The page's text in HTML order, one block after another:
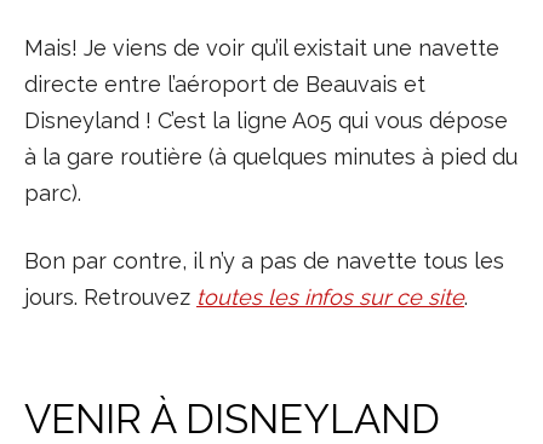
Mais! Je viens de voir qu’il existait une navette
directe entre l’aéroport de Beauvais et
Disneyland ! C’est la ligne A05 qui vous dépose
à la gare routière (à quelques minutes à pied du
parc).
Bon par contre, il n’y a pas de navette tous les
jours. Retrouvez toutes les infos sur ce site.
VENIR À DISNEYLAND